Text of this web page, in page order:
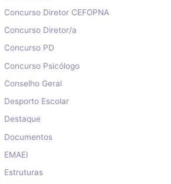
Concurso Diretor CEFOPNA
Concurso Diretor/a
Concurso PD
Concurso Psicólogo
Conselho Geral
Desporto Escolar
Destaque
Documentos
EMAEI
Estruturas